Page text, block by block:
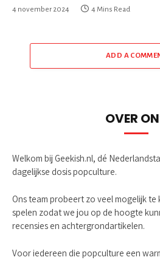
4 november 2024 4 Mins Read
ADD A
OVER
Welkom bij Geekish.nl, dé
dagelijkse dosis popculture.
Ons team probeert zo veel mogelijk te
spelen zodat we jou op de hoogte
recensies en achtergrondartikelen.
Voor iedereen die popculture een